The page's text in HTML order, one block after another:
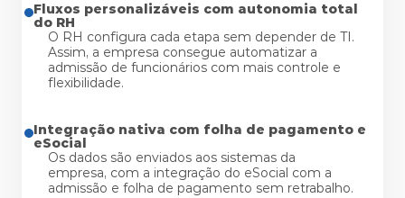
Fluxos personalizáveis com autonomia total
do RH
O RH configura cada etapa sem depender de TI.
Assim, a empresa consegue automatizar a
admissão de funcionários com mais controle e
flexibilidade.
Integração nativa com folha de pagamento e
eSocial
Os dados são enviados aos sistemas da
empresa, com a integração do eSocial com a
admissão e folha de pagamento sem retrabalho.